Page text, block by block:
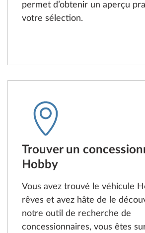
permet d’obtenir un aperçu
votre sélection.
Trouver un
Hobby
Vous avez trouvé le véhicule
rêves et avez hâte de le
notre outil de recherche de
concessionnaires, vous êtes